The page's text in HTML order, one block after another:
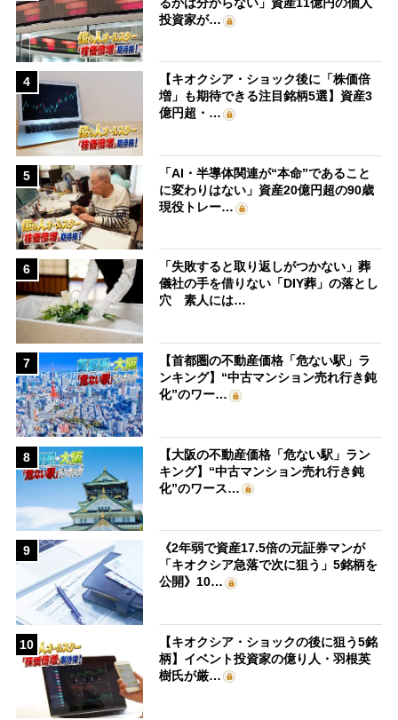
投資家が…
4
【キオクシア・ショック後に「株価倍
増」も期待できる注目銘柄5選】資産3
億円超・…
5
「AI・半導体関連が“本命”であること
に変わりはない」資産20億円超の90歳
現役トレー…
6
「失敗すると取り返しがつかない」葬
儀社の手を借りない「DIY葬」の落とし
穴 素人には…
7
【首都圏の不動産価格「危ない駅」ラ
ンキング】“中古マンション売れ行き鈍
化”のワー…
8
【大阪の不動産価格「危ない駅」ラン
キング】“中古マンション売れ行き鈍
化”のワース…
9
《2年弱で資産17.5倍の元証券マンが
「キオクシア急落で次に狙う」5銘柄を
公開》10…
10
【キオクシア・ショックの後に狙う5銘
柄】イベント投資家の億り人・羽根英
樹氏が厳…